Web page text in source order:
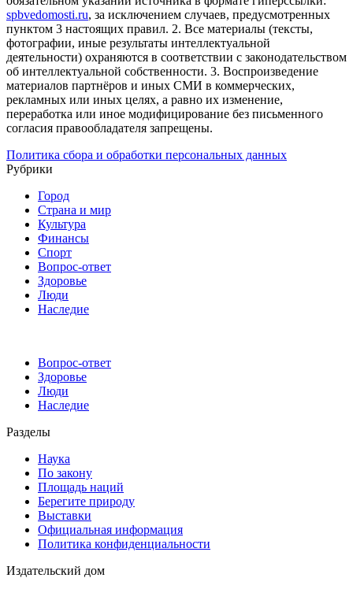
spbvedomosti.ru, за исключением случаев, предусмотренных
пунктом 3 настоящих правил. 2. Все материалы (тексты,
фотографии, иные результаты интеллектуальной
деятельности) охраняются в соответствии с законодательством
об интеллектуальной собственности. 3. Воспроизведение
материалов партнёров и иных СМИ в коммерческих,
рекламных или иных целях, а равно их изменение,
переработка или иное модифицирование без письменного
согласия правообладателя запрещены.
Политика сбора и обработки персональных данных
Рубрики
Город
Страна и мир
Культура
Финансы
Спорт
Вопрос-ответ
Здоровье
Люди
Наследие
Вопрос-ответ
Здоровье
Люди
Наследие
Разделы
Наука
По закону
Площадь наций
Берегите природу
Выставки
Официальная информация
Политика конфиденциальности
Издательский дом